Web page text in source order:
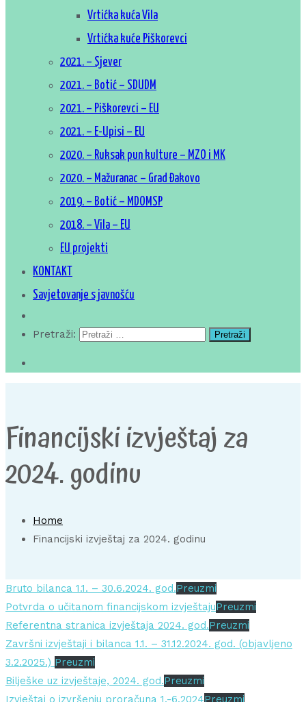
Vrtićka kuća Vila
Vrtićka kuće Piškorevci
2021. – Sjever
2021. – Botić – SDUDM
2021. – Piškorevci – EU
2021. – E-Upisi – EU
2020. – Ruksak pun kulture – MZO i MK
2020. – Mažuranac – Grad Đakovo
2019. – Botić – MDOMSP
2018. – Vila – EU
EU projekti
KONTAKT
Savjetovanje s javnošću
Pretraži:
Financijski izvještaj za
2024. godinu
Home
Financijski izvještaj za 2024. godinu
Bruto bilanca 1.1. – 30.6.2024. god.Preuzmi
Potvrda o učitanom financijskom izvještajuPreuzmi
Referentna stranica izvještaja 2024. god.Preuzmi
Završni izvještaji i bilanca 1.1. – 31.12.2024. god. (objavljeno
3.2.2025.) Preuzmi
Bilješke uz izvještaje, 2024. god.Preuzmi
Izvještaj o izvršenju proračuna 1.-6.2024Preuzmi